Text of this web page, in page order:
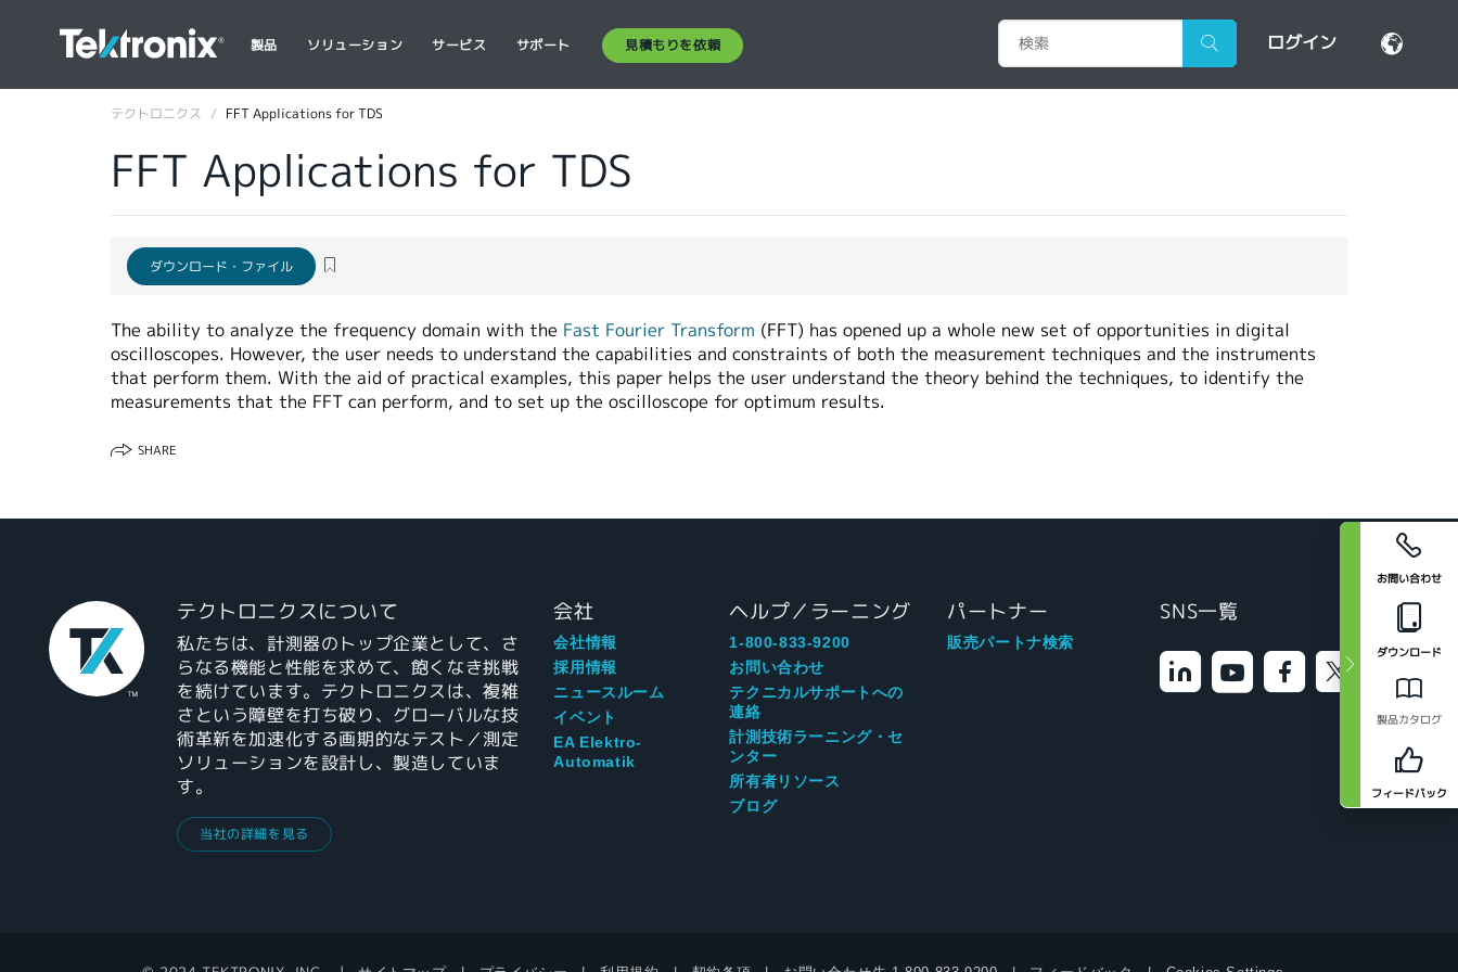
製品 ソリューション サービス サポート 見積もりを依頼 ログイン
お問い合わせ
ダウンロード
製品カタログ
フィードバック
テクトロニクス FFT Applications for TDS
FFT Applications for TDS
ダウンロード・ファイル
The ability to analyze the frequency domain with the Fast Fourier Transform (FFT) has opened up a whole new set of opportunities in digital
oscilloscopes. However, the user needs to understand the capabilities and constraints of both the measurement techniques and the instruments
that perform them. With the aid of practical examples, this paper helps the user understand the theory behind the techniques, to identify the
measurements that the FFT can perform, and to set up the oscilloscope for optimum results.
SHARE
テクトロニクスについて
私たちは、計測器のトップ企業として、さ
らなる機能と性能を求めて、飽くなき挑戦
を続けています。テクトロニクスは、複雑
さという障壁を打ち破り、グローバルな技
術革新を加速化する画期的なテスト／測定
ソリューションを設計し、製造していま
す。
当社の詳細を見る
会社
会社情報
採用情報
ニュースルーム
イベント
EA Elektro-
Automatik
ヘルプ／ラーニング
1-800-833-9200
お問い合わせ
テクニカルサポートへの
連絡
計測技術ラーニング・セ
ンター
所有者リソース
ブログ
パートナー
販売パートナ検索
SNS一覧